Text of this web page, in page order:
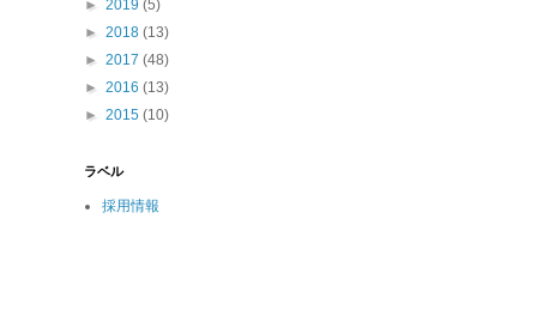
► 2019 (5)
► 2018 (13)
► 2017 (48)
► 2016 (13)
► 2015 (10)
ラベル
採用情報